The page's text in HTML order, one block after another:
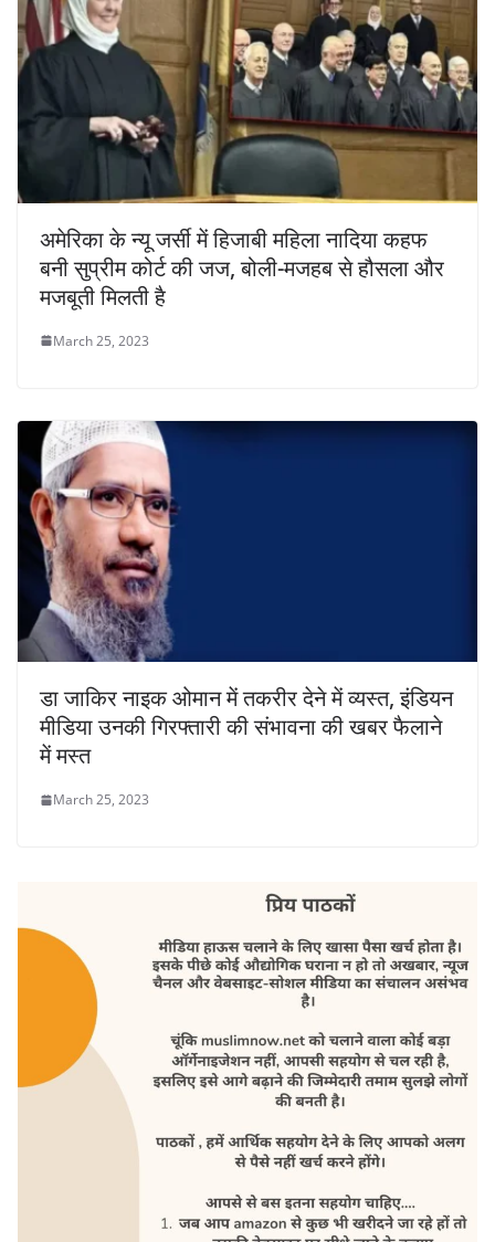
अमेरिका के न्यू जर्सी में हिजाबी महिला नादिया कहफ
बनी सुप्रीम कोर्ट की जज, बोली-मजहब से हौसला और
मजबूती मिलती है
March 25, 2023
डा जाकिर नाइक ओमान में तकरीर देने में व्यस्त, इंडियन
मीडिया उनकी गिरफ्तारी की संभावना की खबर फैलाने
में मस्त
March 25, 2023